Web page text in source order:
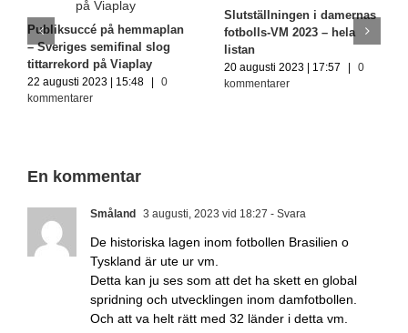
slog
| 0
Slutställningen i damernas
fotbolls-VM 2023 – hela
listan
20 augusti 2023 | 17:57 | 0
kommentarer
Pia Sundhage får
från Brasilien
30 augusti 2023 |
En kommentar
Småland 3 augusti, 2023 vid 18:27 - Svara
De historiska lagen inom fotbollen Brasilien o
Tyskland är ute ur vm.
Detta kan ju ses som att det ha skett en global
spridning och utvecklingen inom damfotbollen.
Och att va helt rätt med 32 länder i detta vm.